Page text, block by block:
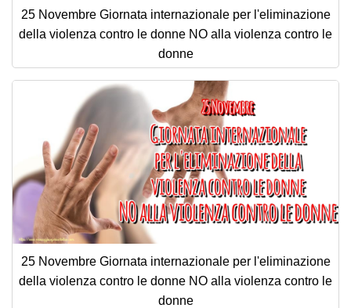
25 Novembre Giornata internazionale per l'eliminazione
della violenza contro le donne NO alla violenza contro le
donne
25 Novembre Giornata internazionale per l'eliminazione
della violenza contro le donne NO alla violenza contro le
donne